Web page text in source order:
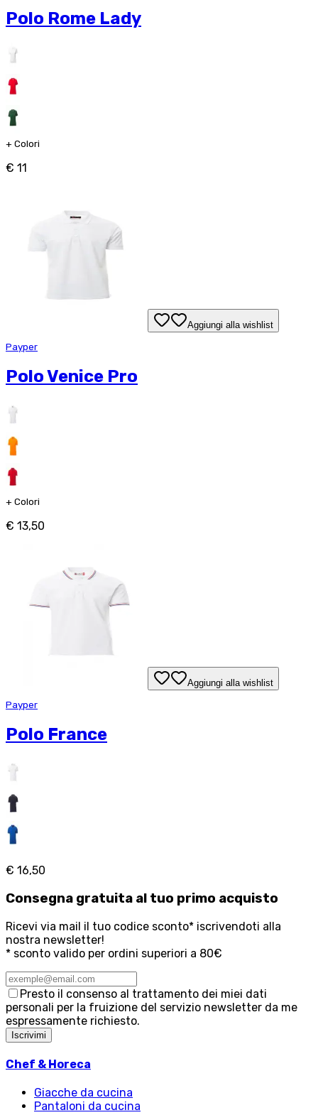
Polo Rome Lady
+ Colori
€ 11
Aggiungi alla wishlist
Payper
Polo Venice Pro
+ Colori
€ 13,50
Aggiungi alla wishlist
Payper
Polo France
€ 16,50
Consegna gratuita al tuo primo acquisto
Ricevi via mail il tuo codice sconto* iscrivendoti alla
nostra newsletter!
* sconto valido per ordini superiori a 80€
Presto il consenso al trattamento dei miei dati
personali per la fruizione del servizio newsletter da me
espressamente richiesto.
Iscrivimi
Chef & Horeca
Giacche da cucina
Pantaloni da cucina